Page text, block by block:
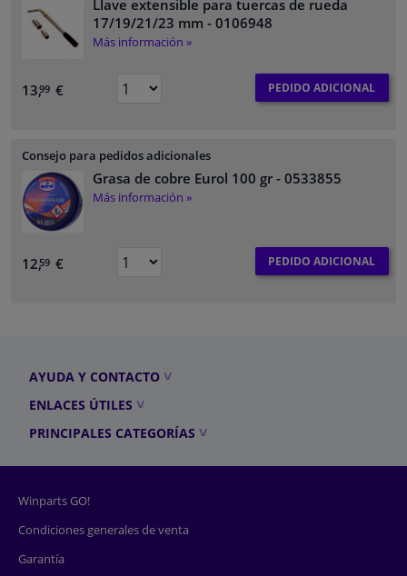
Llave extensible para tuercas de rueda
17/19/21/23 mm - 0106948
Más información »
13,99 € PEDIDO ADICIONAL
Consejo para pedidos adicionales
Grasa de cobre Eurol 100 gr - 0533855
Más información »
12,59 € PEDIDO ADICIONAL
AYUDA Y CONTACTO
ENLACES ÚTILES
PRINCIPALES CATEGORÍAS
Winparts GO!
Condiciones generales de venta
Garantía